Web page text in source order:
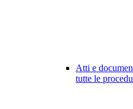
Atti e
tutte le